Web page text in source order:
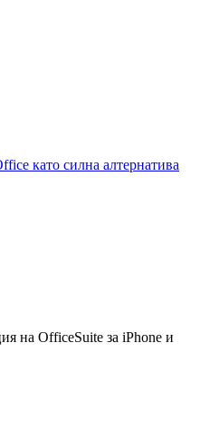
като силна алтернатива
на OfficeSuite за iPhone и